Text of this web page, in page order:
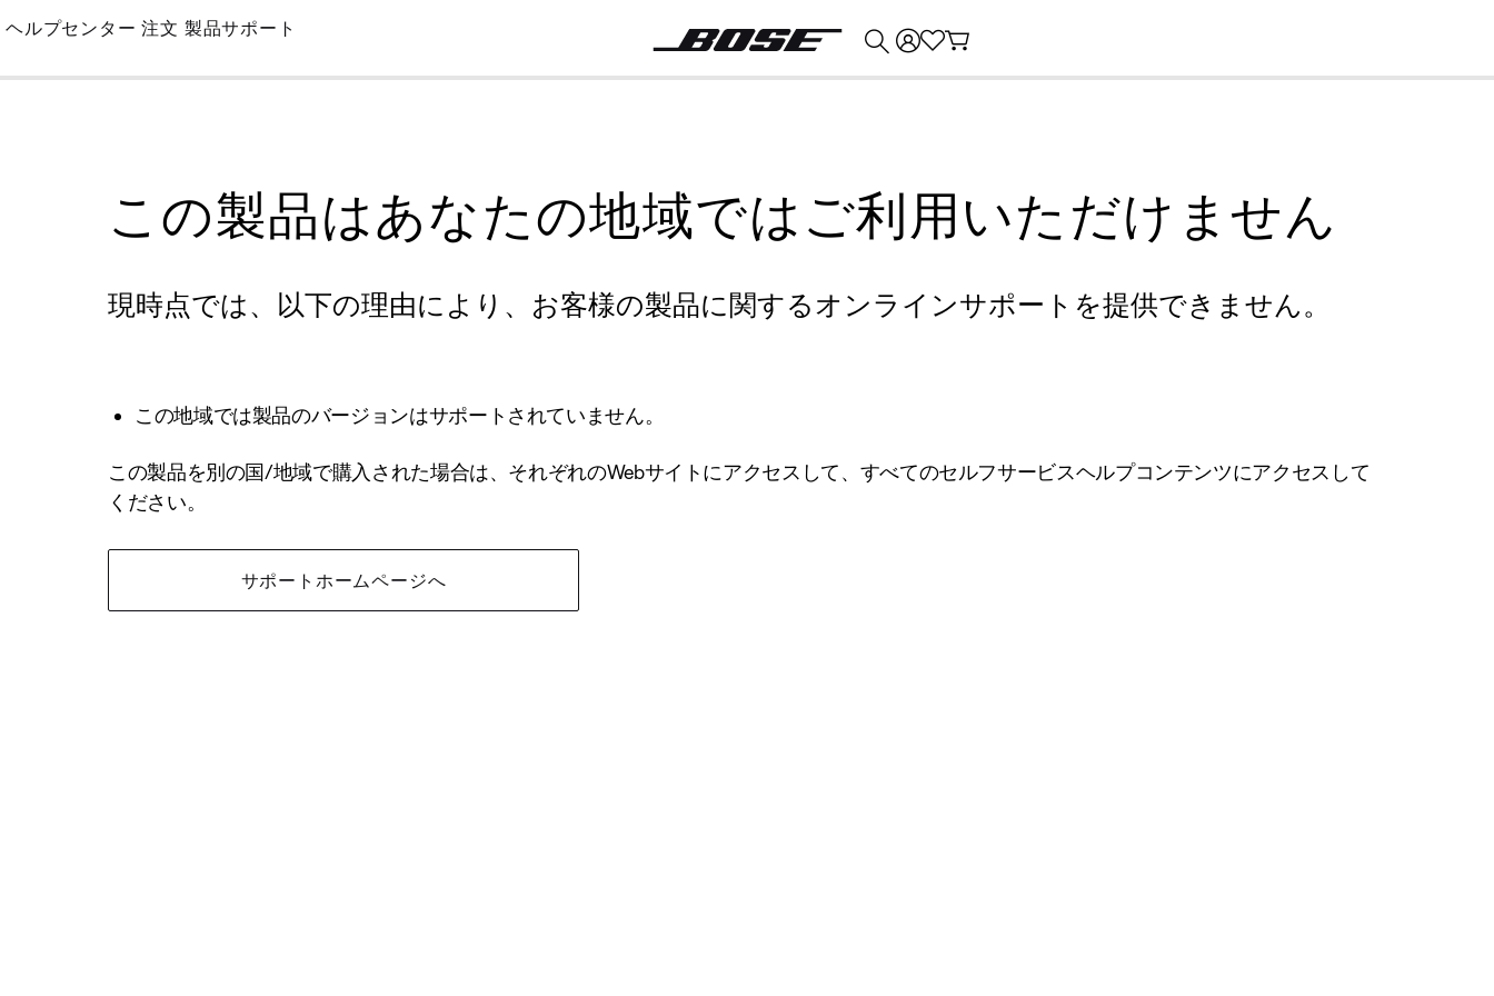
Skip
Main
ヘルプセンター 注文 製品サポート
この製品はあなたの地域ではご利用いただけません
現時点では、以下の理由により、お客様の製品に関するオンラインサポートを提供できません。
この地域では製品のバージョンはサポートされていません。
この製品を別の国/地域で購入された場合は、それぞれのWebサイトにアクセスして、すべてのセルフサービスヘルプコンテンツにアクセスして
ください。
サポートホームページへ